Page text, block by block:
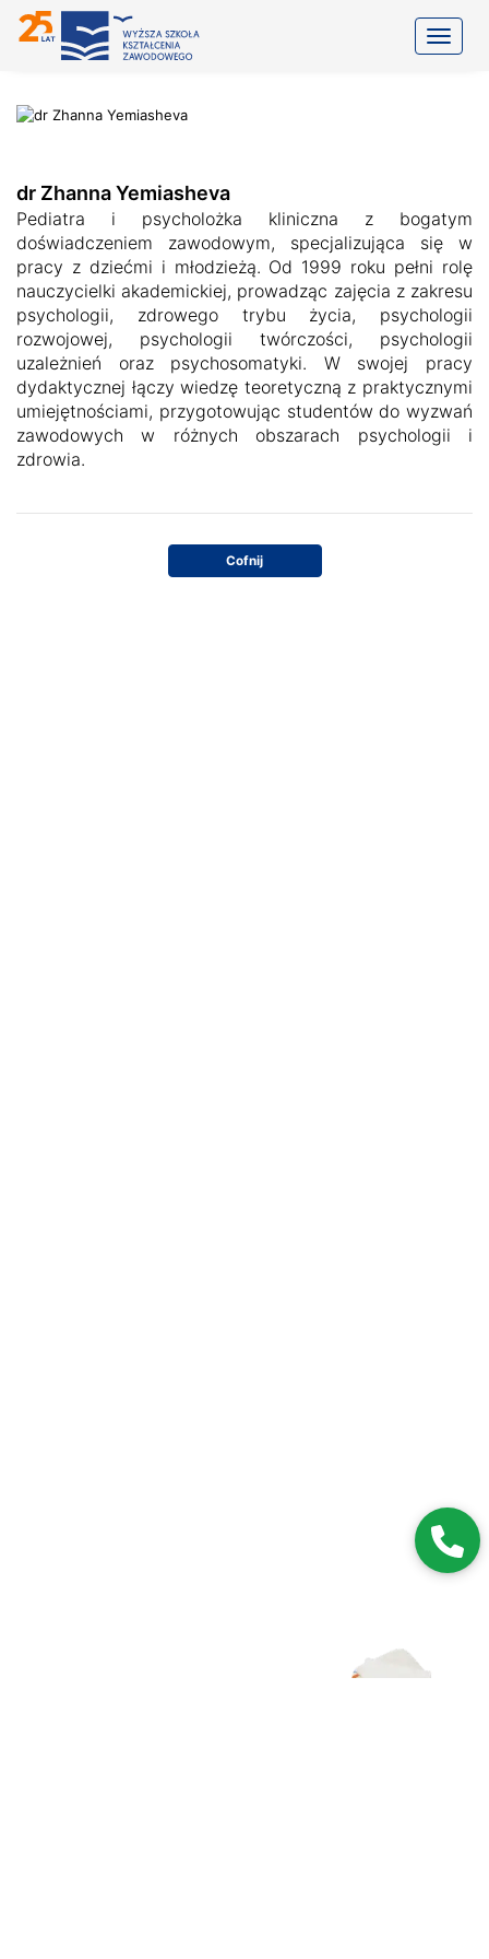
dr Zhanna Yemiasheva
Pediatra i psycholożka kliniczna z bogatym
doświadczeniem zawodowym, specjalizująca się w
pracy z dziećmi i młodzieżą. Od 1999 roku pełni rolę
nauczycielki akademickiej, prowadząc zajęcia z zakresu
psychologii, zdrowego trybu życia, psychologii
rozwojowej, psychologii twórczości, psychologii
uzależnień oraz psychosomatyki. W swojej pracy
dydaktycznej łączy wiedzę teoretyczną z praktycznymi
umiejętnościami, przygotowując studentów do wyzwań
zawodowych w różnych obszarach psychologii i
zdrowia.